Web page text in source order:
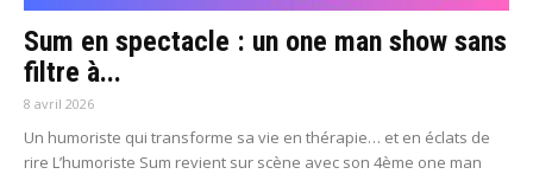
Sum en spectacle : un one man show sans
filtre à...
8 avril 2026
Un humoriste qui transforme sa vie en thérapie… et en éclats de
rire L’humoriste Sum revient sur scène avec son 4ème one man